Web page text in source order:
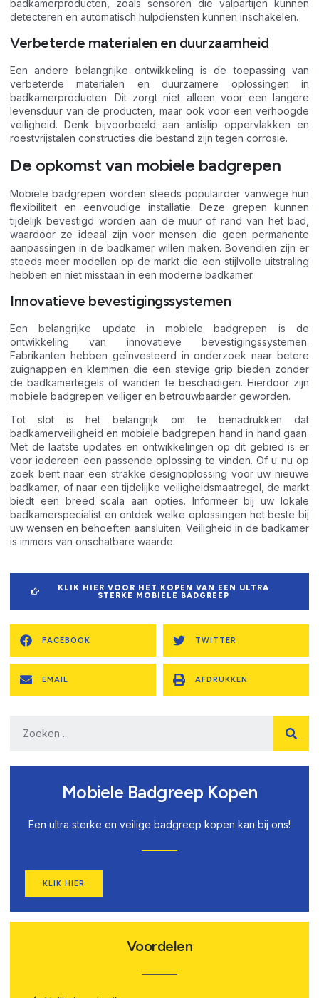
badkamerproducten, zoals sensoren die valpartijen kunnen
detecteren en automatisch hulpdiensten kunnen inschakelen.
Verbeterde materialen en duurzaamheid
Een andere belangrijke ontwikkeling is de toepassing van
verbeterde materialen en duurzamere oplossingen in
badkamerproducten. Dit zorgt niet alleen voor een langere
levensduur van de producten, maar ook voor een verhoogde
veiligheid. Denk bijvoorbeeld aan antislip oppervlakken en
roestvrijstalen constructies die bestand zijn tegen corrosie.
De opkomst van mobiele badgrepen
Mobiele badgrepen worden steeds populairder vanwege hun
flexibiliteit en eenvoudige installatie. Deze grepen kunnen
tijdelijk bevestigd worden aan de muur of rand van het bad,
waardoor ze ideaal zijn voor mensen die geen permanente
aanpassingen in de badkamer willen maken. Bovendien zijn er
steeds meer modellen op de markt die een stijlvolle uitstraling
hebben en niet misstaan in een moderne badkamer.
Innovatieve bevestigingssystemen
Een belangrijke update in mobiele badgrepen is de
ontwikkeling van innovatieve bevestigingssystemen.
Fabrikanten hebben geïnvesteerd in onderzoek naar betere
zuignappen en klemmen die een stevige grip bieden zonder
de badkamertegels of wanden te beschadigen. Hierdoor zijn
mobiele badgrepen veiliger en betrouwbaarder geworden.
Tot slot is het belangrijk om te benadrukken dat
badkamerveiligheid en mobiele badgrepen hand in hand gaan.
Met de laatste updates en ontwikkelingen op dit gebied is er
voor iedereen een passende oplossing te vinden. Of u nu op
zoek bent naar een strakke designoplossing voor uw nieuwe
badkamer, of naar een tijdelijke veiligheidsmaatregel, de markt
biedt een breed scala aan opties. Informeer bij uw lokale
badkamerspecialist en ontdek welke oplossingen het beste bij
uw wensen en behoeften aansluiten. Veiligheid in de badkamer
is immers van onschatbare waarde.
KLIK HIER VOOR HET KOPEN VAN EEN ULTRA
STERKE MOBIELE BADGREEP
FACEBOOK TWITTER
EMAIL AFDRUKKEN
Mobiele Badgreep Kopen
Een ultra sterke en veilige badgreep kopen kan bij ons!
KLIK HIER
Voordelen